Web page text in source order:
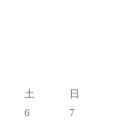
土
日
6
7